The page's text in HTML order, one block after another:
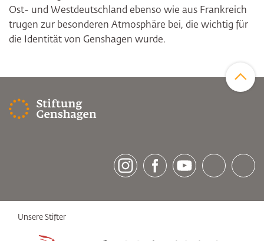
Ost- und Westdeutschland ebenso wie aus Frankreich
trugen zur besonderen Atmosphäre bei, die wichtig für
die Identität von Genshagen wurde.
[socialLinksTitle]
Unsere Stifter